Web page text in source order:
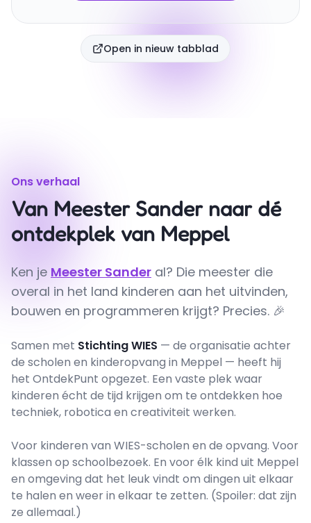
Open in nieuw tabblad
Ons verhaal
Van Meester Sander naar dé
ontdekplek van Meppel
Ken je Meester Sander al? Die meester die
overal in het land kinderen aan het uitvinden,
bouwen en programmeren krijgt? Precies. 🎉
Samen met Stichting WIES — de organisatie achter
de scholen en kinderopvang in Meppel — heeft hij
het OntdekPunt opgezet. Een vaste plek waar
kinderen écht de tijd krijgen om te ontdekken hoe
techniek, robotica en creativiteit werken.
Voor kinderen van WIES-scholen en de opvang. Voor
klassen op schoolbezoek. En voor élk kind uit Meppel
en omgeving dat het leuk vindt om dingen uit elkaar
te halen en weer in elkaar te zetten. (Spoiler: dat zijn
ze allemaal.)